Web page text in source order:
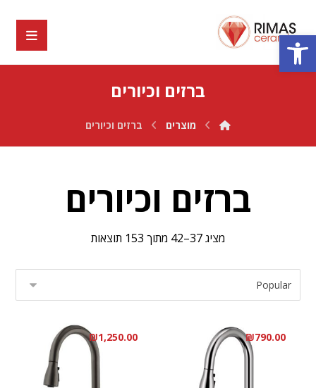
פתח סרגל נגישות
ברזים וכיורים
מוצרים ברזים וכיורים
ברזים וכיורים
מציג 37–42 מתוך 153 תוצאות
₪790.00
₪1,250.00